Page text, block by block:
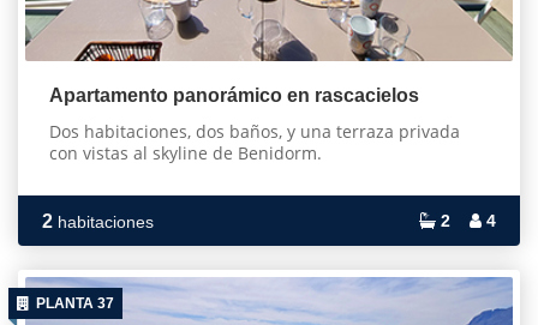
Apartamento panorámico en rascacielos
Dos habitaciones, dos baños, y una terraza privada
con vistas al skyline de Benidorm.
2 habitaciones 2 4
PLANTA 37